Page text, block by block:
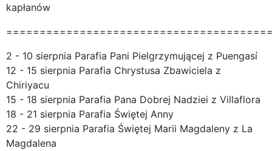
kapłanów
2 - 10 sierpnia Parafia Pani Pielgrzymującej z Puengasí
12 - 15 sierpnia Parafia Chrystusa Zbawiciela z
Chiriyacu
15 - 18 sierpnia Parafia Pana Dobrej Nadziei z Villaflora
18 - 21 sierpnia Parafia Świętej Anny
22 - 29 sierpnia Parafia Świętej Marii Magdaleny z La
Magdalena